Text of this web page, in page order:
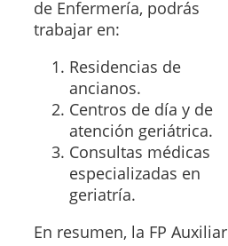
de Enfermería, podrás
trabajar en:
Residencias de
ancianos.
Centros de día y de
atención geriátrica.
Consultas médicas
especializadas en
geriatría.
En resumen, la FP Auxiliar